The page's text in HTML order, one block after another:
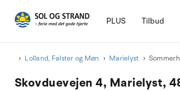
PLUS Tilbud
Lolland, Falster og Møn Marielyst
Skovduevejen 4, Marielyst,